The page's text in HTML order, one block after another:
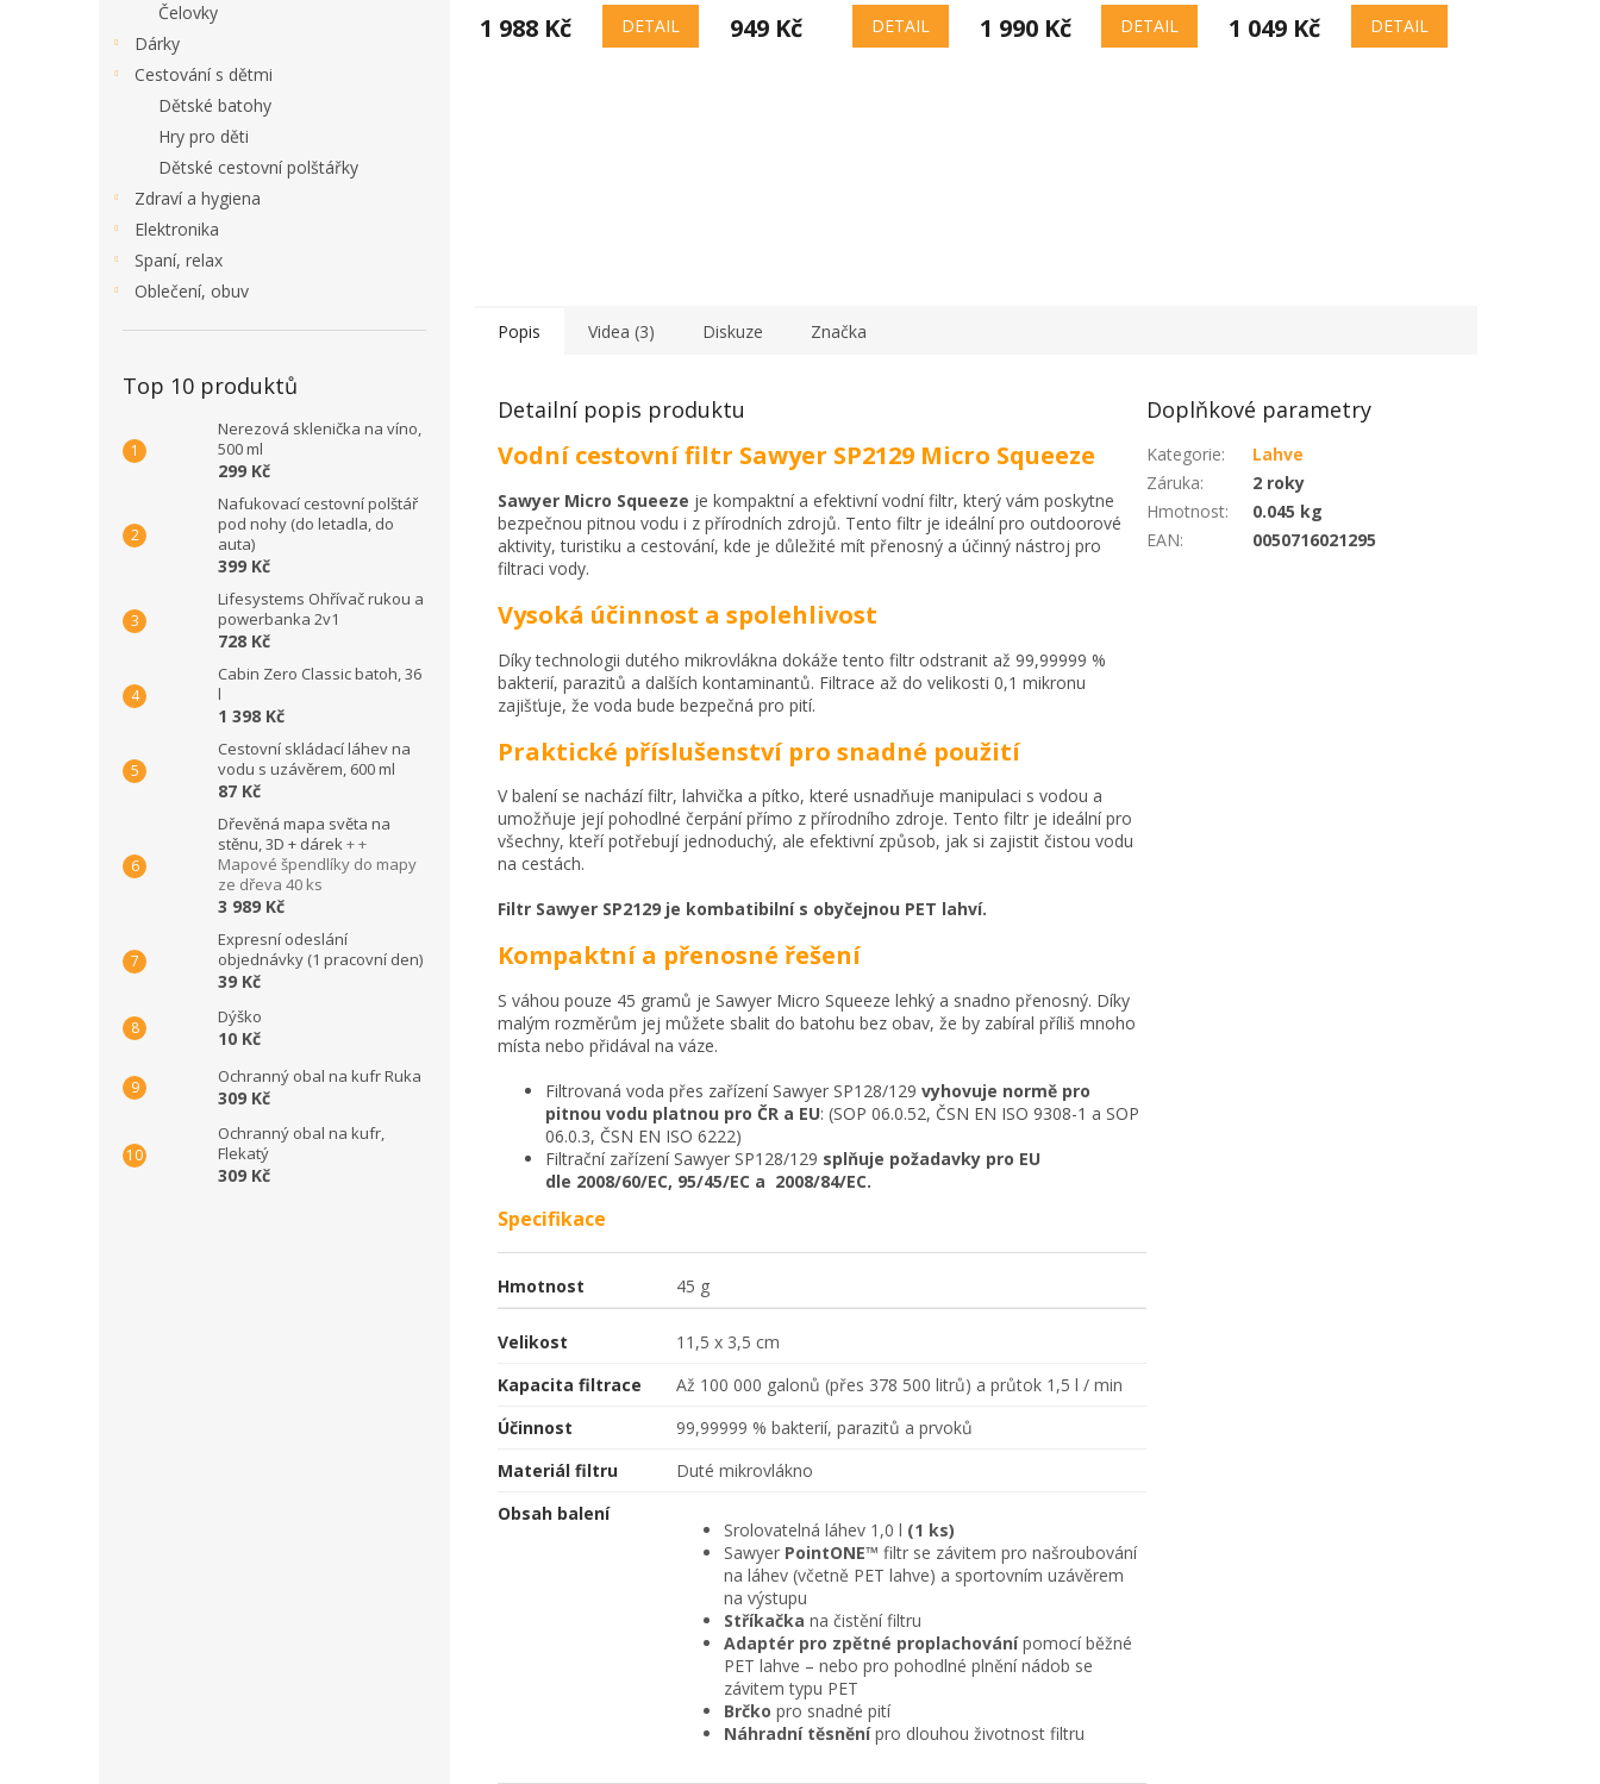
Čelovky
Dárky
Cestování s dětmi
Dětské batohy
Hry pro děti
Dětské cestovní polštářky
Zdraví a hygiena
Elektronika
Spaní, relax
Oblečení, obuv
Top 10 produktů
Nerezová sklenička na víno,
500 ml
299 Kč
Nafukovací cestovní polštář
pod nohy (do letadla, do
auta)
399 Kč
Lifesystems Ohřívač rukou a
powerbanka 2v1
728 Kč
Cabin Zero Classic batoh, 36
l
1 398 Kč
Cestovní skládací láhev na
vodu s uzávěrem, 600 ml
87 Kč
Dřevěná mapa světa na
stěnu, 3D + dárek+ +
Mapové špendlíky do mapy
ze dřeva 40 ks
3 989 Kč
Expresní odeslání
objednávky (1 pracovní den)
39 Kč
Dýško
10 Kč
Ochranný obal na kufr Ruka
309 Kč
Ochranný obal na kufr,
Flekatý
309 Kč
1 988 Kč DETAIL 949 Kč DETAIL 1 990 Kč DETAIL 1 049 Kč DETAIL
Popis Videa (3) Diskuze Značka
Detailní popis produktu
Vodní cestovní filtr Sawyer SP2129 Micro Squeeze
Sawyer Micro Squeeze je kompaktní a efektivní vodní filtr, který vám poskytne
bezpečnou pitnou vodu i z přírodních zdrojů. Tento filtr je ideální pro outdoorové
aktivity, turistiku a cestování, kde je důležité mít přenosný a účinný nástroj pro
filtraci vody.
Vysoká účinnost a spolehlivost
Díky technologii dutého mikrovlákna dokáže tento filtr odstranit až 99,99999 %
bakterií, parazitů a dalších kontaminantů. Filtrace až do velikosti 0,1 mikronu
zajišťuje, že voda bude bezpečná pro pití.
Praktické příslušenství pro snadné použití
V balení se nachází filtr, lahvička a pítko, které usnadňuje manipulaci s vodou a
umožňuje její pohodlné čerpání přímo z přírodního zdroje. Tento filtr je ideální pro
všechny, kteří potřebují jednoduchý, ale efektivní způsob, jak si zajistit čistou vodu
na cestách.
Filtr Sawyer SP2129 je kombatibilní s obyčejnou PET lahví.
Kompaktní a přenosné řešení
S váhou pouze 45 gramů je Sawyer Micro Squeeze lehký a snadno přenosný. Díky
malým rozměrům jej můžete sbalit do batohu bez obav, že by zabíral příliš mnoho
místa nebo přidával na váze.
Filtrovaná voda přes zařízení Sawyer SP128/129 vyhovuje normě pro
pitnou vodu platnou pro ČR a EU: (SOP 06.0.52, ČSN EN ISO 9308-1 a SOP
06.0.3, ČSN EN ISO 6222)
Filtrační zařízení Sawyer SP128/129 splňuje požadavky pro EU
dle 2008/60/EC, 95/45/EC a 2008/84/EC.
Specifikace
Hmotnost 45 g
Velikost
11,5 x 3,5 cm
Kapacita filtrace
Až 100 000 galonů (přes 378 500 litrů) a průtok 1,5 l / min
Účinnost
99,99999 % bakterií, parazitů a prvoků
Materiál filtru
Duté mikrovlákno
Obsah balení
Srolovatelná láhev 1,0 l (1 ks)
Sawyer PointONE™ filtr se závitem pro našroubování
na láhev (včetně PET lahve) a sportovním uzávěrem
na výstupu
Stříkačka na čistění filtru
Adaptér pro zpětné proplachovánípomocí běžné
PET lahve – nebo pro pohodlné plnění nádob se
závitem typu PET
Brčko pro snadné pití
Náhradní těsněnípro dlouhou životnost filtru
Doplňkové parametry
Kategorie:
Lahve
Záruka:
2 roky
Hmotnost:
0.045 kg
EAN: 0050716021295